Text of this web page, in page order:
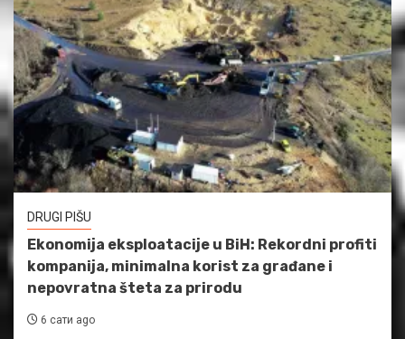
DRUGI PIŠU
Ekonomija eksploatacije u BiH: Rekordni profiti
kompanija, minimalna korist za građane i
nepovratna šteta za prirodu
6 сати ago